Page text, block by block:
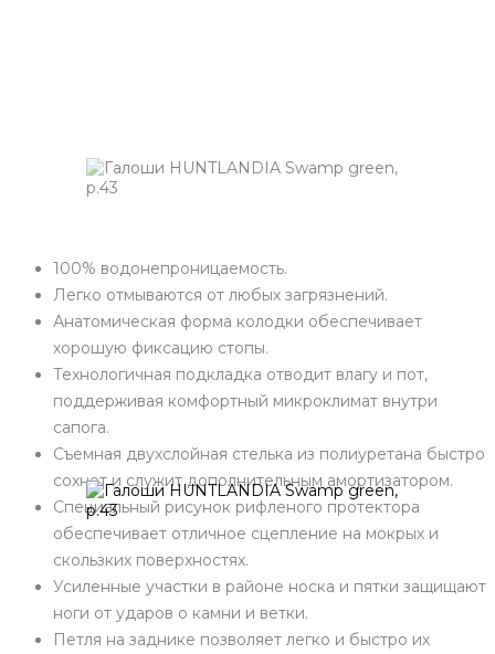
100% водонепроницаемость.
Легко отмываются от любых загрязнений.
Анатомическая форма колодки обеспечивает
хорошую фиксацию стопы.
Технологичная подкладка отводит влагу и пот,
поддерживая комфортный микроклимат внутри
сапога.
Съемная двухслойная стелька из полиуретана быстро
сохнет и служит дополнительным амортизатором.
Специальный рисунок рифленого протектора
обеспечивает отличное сцепление на мокрых и
скользких поверхностях.
Усиленные участки в районе носка и пятки защищают
ноги от ударов о камни и ветки.
Петля на заднике позволяет легко и быстро их